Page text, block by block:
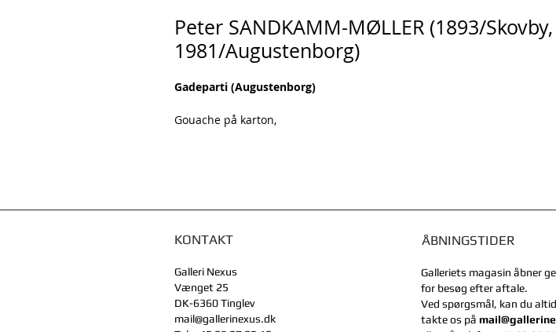
Peter SANDKAMM-MØLLER (1893/
1981/Augustenborg)
Gadeparti (Augustenborg)
Gouache på karton,
KONTAKT
Galleri Nexus
Vænget 25
DK-6360 Tinglev
mail@gallerinexus.dk
ÅBNINGSTIDER
Galleriets magasin åbner
for besøg efter aftale.
Ved spørgsmål, kan du
takteos på